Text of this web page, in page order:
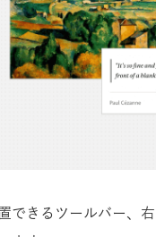
できるツールバー、